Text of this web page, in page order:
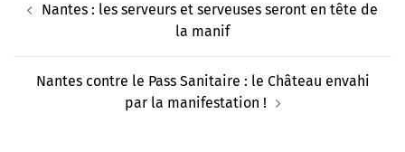
d’article
Nantes : les serveurs et serveuses seront en tête de
la manif
Nantes contre le Pass Sanitaire : le Château envahi
par la manifestation !